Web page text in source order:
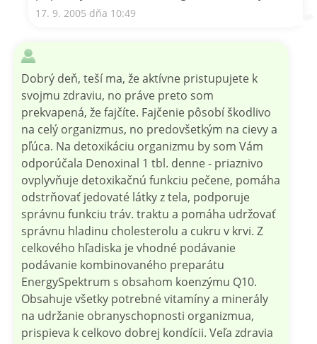
17. 9. 2005 dňa 10:49
Dobrý deň, teší ma, že aktívne pristupujete k
svojmu zdraviu, no práve preto som
prekvapená, že fajčíte. Fajčenie pôsobí škodlivo
na celý organizmus, no predovšetkým na cievy a
pľúca. Na detoxikáciu organizmu by som Vám
odporúčala Denoxinal 1 tbl. denne - priaznivo
ovplyvňuje detoxikačnú funkciu pečene, pomáha
odstrňovať jedovaté látky z tela, podporuje
správnu funkciu tráv. traktu a pomáha udržovať
správnu hladinu cholesterolu a cukru v krvi. Z
celkového hľadiska je vhodné podávanie
podávanie kombinovaného preparátu
EnergySpektrum s obsahom koenzýmu Q10.
Obsahuje všetky potrebné vitamíny a minerály
na udržanie obranyschopnosti organizmua,
prispieva k celkovo dobrej kondícii. Veľa zdravia